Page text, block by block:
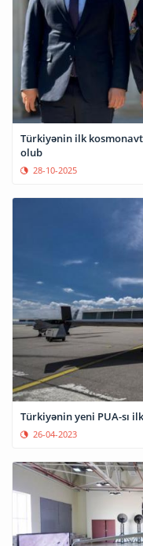
Türkiyənin ilk
olub
28-10-2025
Türkiyənin yeni PUA-sı
26-04-2023